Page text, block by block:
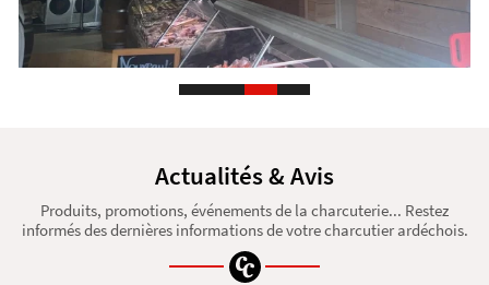
Actualités & Avis
Produits, promotions, événements de la charcuterie... Restez
informés des dernières informations de votre charcutier ardéchois.